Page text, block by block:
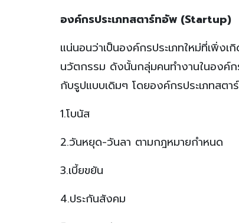
องค์กรประเภทสตาร์ทอัพ (Startup)
แน่นอนว่าเป็นองค์กรประเภทใหม่ที่เพิ่ง
นวัตกรรม ดังนั้นกลุ่มคนทำงานในองค์ก
กับรูปแบบเดิมๆ โดยองค์กรประเภทส
1.โบนัส
2.วันหยุด-วันลา ตามกฎหมายกำหนด
3.เบี้ยขยัน
4.ประกันสังคม